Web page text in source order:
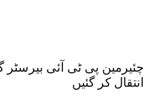
چئیرمین پی ٹی آئی بیرسٹر
انتقال کر گئیں